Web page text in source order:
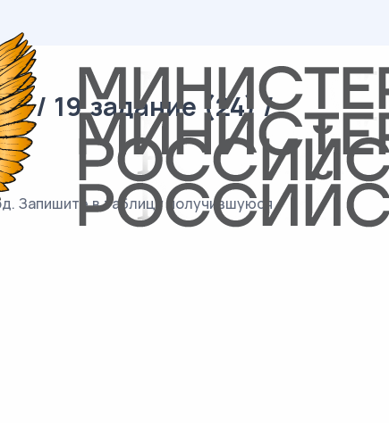
/ 19 задание (24) /
Запишите в таблицу получившуюся